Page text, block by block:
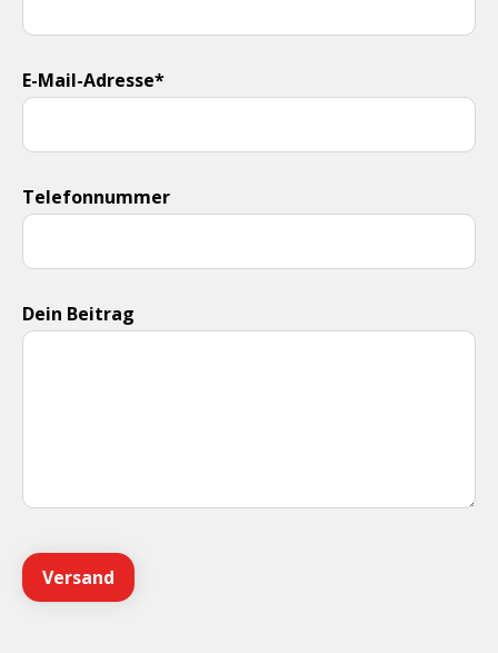
E-Mail-Adresse*
Telefonnummer
Dein Beitrag